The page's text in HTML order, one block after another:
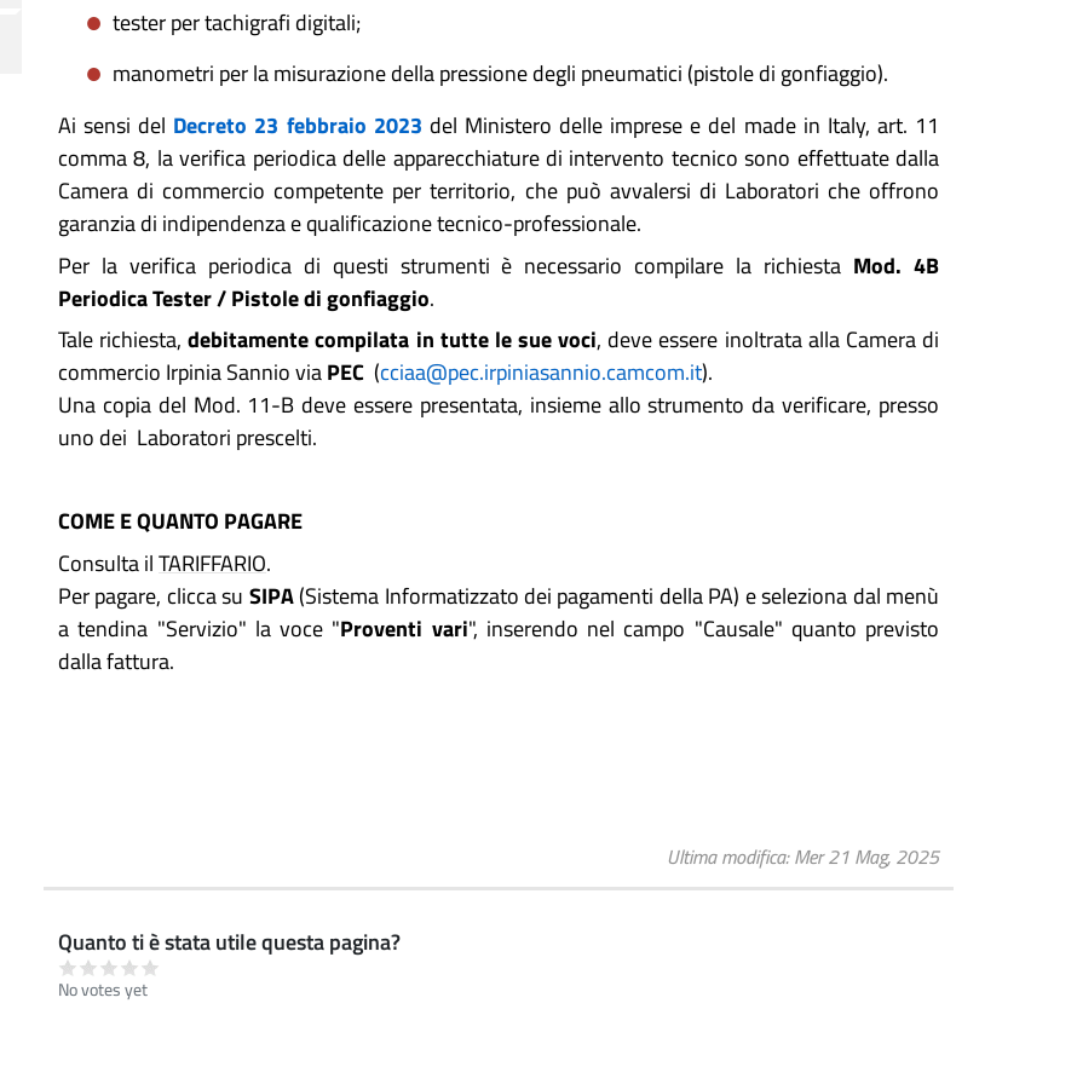
tester per tachigrafi digitali;
manometri per la misurazione della pressione degli pneumatici (pistole di gonfiaggio).
Ai sensi del Decreto 23 febbraio 2023 del Ministero delle imprese e del made in Italy, art. 11
comma 8, la verifica periodica delle apparecchiature di intervento tecnico sono effettuate dalla
Camera di commercio competente per territorio, che può avvalersi di Laboratori che offrono
garanzia di indipendenza e qualificazione tecnico-professionale.
Per la verifica periodica di questi strumenti è necessario compilare la richiesta Mod. 4B
Periodica Tester / Pistole di gonfiaggio.
Tale richiesta,debitamente compilata in tutte le sue voci, deve essere inoltrata alla Camera di
commercio Irpinia Sannio viaPEC (cciaa@pec.irpiniasannio.camcom.it).
Una copia del Mod. 11-B deve essere presentata, insieme allo strumento da verificare, presso
uno dei Laboratori prescelti.
COME E QUANTO PAGARE
Consulta ilTARIFFARIO.
Per pagare, clicca su SIPA(Sistema Informatizzato dei pagamenti della PA) e seleziona dal menù
a tendina "Servizio" la voce "Proventi vari", inserendo nel campo "Causale" quanto previsto
dalla fattura.
Ultima modifica Mer 21 Mag, 2025
Quanto ti è stata utile questa pagina?
No votes yet